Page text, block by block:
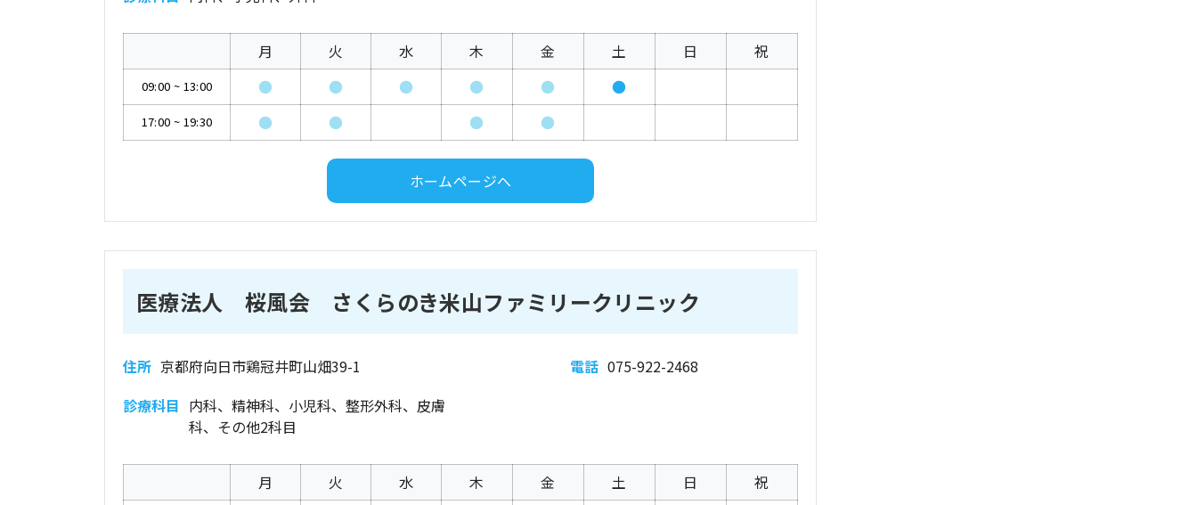
月 火 水 木 金 土 日 祝
09:00 ~ 13:00 ● ● ● ● ● ●
17:00 ~ 19:30 ● ● ● ●
ホームページへ
医療法人 桜風会 さくらのき米山ファミリークリニック
住所 京都府向日市鶏冠井町山畑39-1 電話 075-922-2468
診療科目 内科、精神科、小児科、整形外科、皮膚
科、その他2科目
月 火 水 木 金 土 日 祝